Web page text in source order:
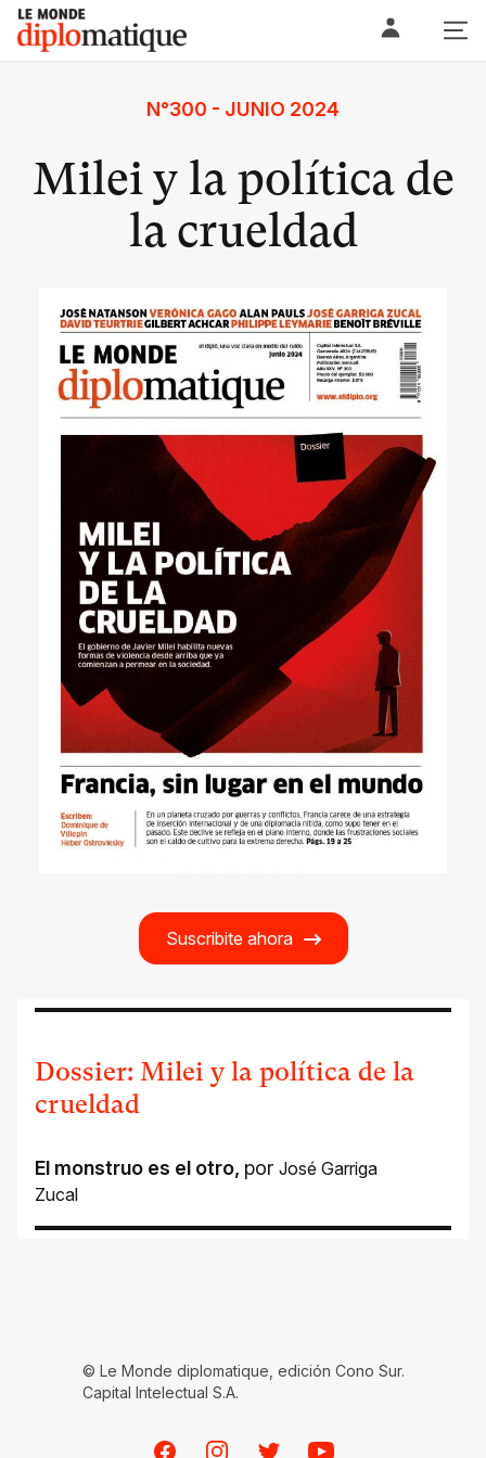
Skip
content
Le monde diplomatique
N°300 - JUNIO 2024
Milei y la política de
la crueldad
Suscribite ahora
Dossier: Milei y la política de la
crueldad
El monstruo es el otro, por José Garriga
Zucal
© Le Monde diplomatique, edición Cono Sur.
Capital Intelectual S.A.
FacebookInstagramTwitterYoutube